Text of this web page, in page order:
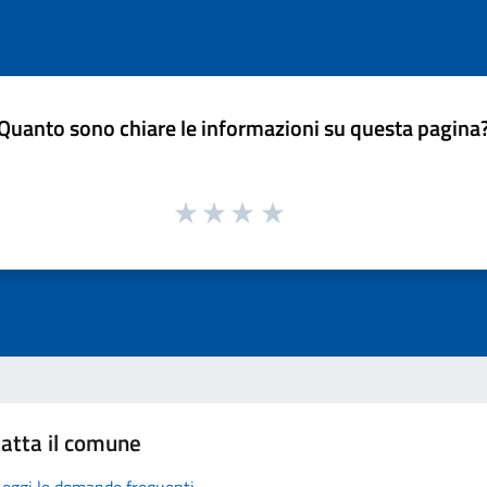
sono chiare le informazioni su questa
il comune